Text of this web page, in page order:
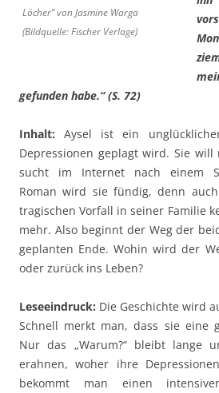
Löcher“ von Jasmine Warga
(Bildquelle: Fischer Verlage)
gefunden habe.“ (S. 72)
Inhalt: Aysel ist ein
Depressionen geplagt wird. Sie
sucht im Internet nach einem
Roman wird sie fündig, denn
tragischen Vorfall in seiner Familie
mehr. Also beginnt der Weg der
geplanten Ende. Wohin wird der
oder zurück ins Leben?
Leseeindruck: Die Geschichte wird
Schnell merkt man, dass sie eine
Nur das „Warum?“ bleibt lange
erahnen, woher ihre
bekommt man einen